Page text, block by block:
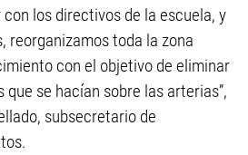
con los directivos de la escuela, y
reorganizamos toda la zona
con el objetivo de eliminar
que se hacían sobre las arterias”,
subsecretario de